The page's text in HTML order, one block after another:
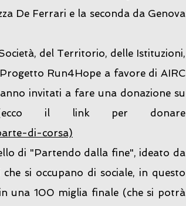
De Ferrari e la seconda da Genova
del Territorio, delle Istituzioni,
Run4Hope a favore di AIRC
invitati a fare una donazione su
il link per donare
di-corsa)
di "Partendo dalla fine", ideato da
si occupano di sociale, in questo
una 100 miglia finale (che si potrà